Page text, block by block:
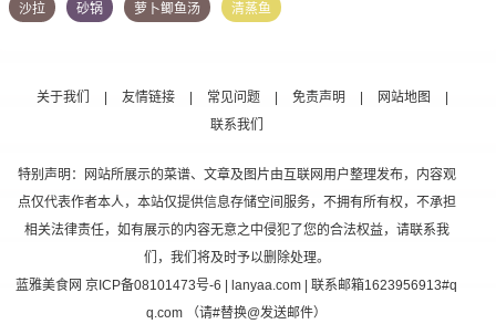
沙拉 砂锅 萝卜鲫鱼汤 清蒸鱼
关于我们 友情链接 常见问题 免责声明 网站地图
联系我们
特别声明：网站所展示的菜谱、文章及图片由互联网用户整理发布，内容观
点仅代表作者本人，本站仅提供信息存储空间服务，不拥有所有权，不承担
相关法律责任，如有展示的内容无意之中侵犯了您的合法权益，请联系我
们，我们将及时予以删除处理。
蓝雅美食网 京ICP备08101473号-6 | lanyaa.com | 联系邮箱1623956913#q
q.com （请#替换@发送邮件）